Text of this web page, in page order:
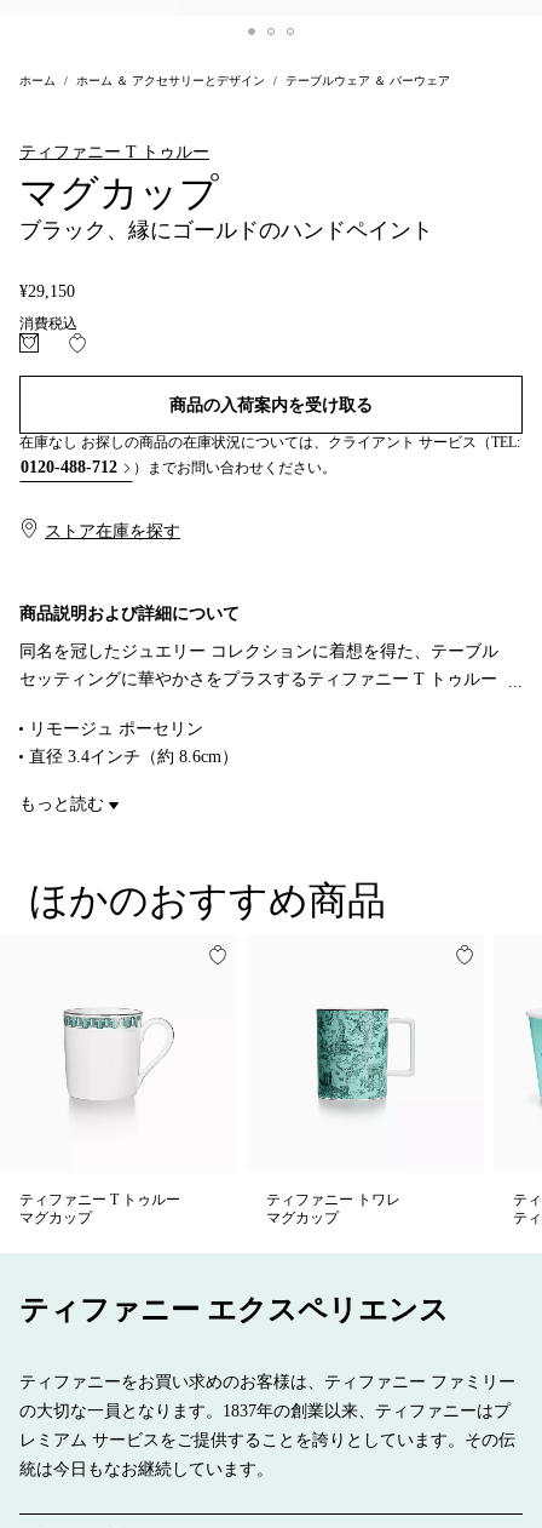
ホーム ホーム ＆ アクセサリーとデザイン テーブルウェア ＆ バーウェア
ティファニー T トゥルー
マグカップ
ブラック、縁にゴールドのハンドペイント
¥29,150
消費税込
商品の入荷案内を受け取る
在庫なし お探しの商品の在庫状況については、クライアント サービス（TEL:
0120-488-712 ）までお問い合わせください。
ストア在庫を探す​​
商品説明および詳細について
同名を冠したジュエリー コレクションに着想を得た、テーブル
セッティングに華やかさをプラスするティファニー T トゥルー
ルーのモチーフが際立つ、リモージュ ポーセリンで作り上げら
れたマグカップの縁には、ゴールドのハンドペイント仕上げが
施されています。異なる色のティファニー T トゥルー デザート
リモージュ ポーセリン
直径 3.4インチ（約 8.6cm）
電子レンジ使用不可
商品番号:73475155
もっと読む
ほかのおすすめ商品
ティファニー T トゥルー
マグカップ
ティファニー トワレ
マグカップ
テ
テ
ティファニー エクスペリエンス
ティファニーをお買い求めのお客様は、ティファニー ファミリー
の大切な一員となります。1837年の創業以来、ティファニーはプ
レミアム サービスをご提供することを誇りとしています。その伝
統は今日もなお継続しています。